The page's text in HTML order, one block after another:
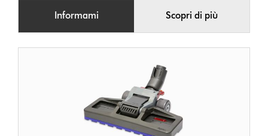
Informami Scopri di più